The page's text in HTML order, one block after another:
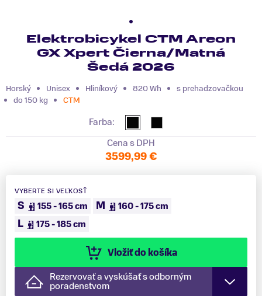
Elektrobicykel CTM Areon
GX Xpert Čierna/Matná
Šedá 2026
Horský Unisex Hliníkový 820 Wh
s prehadzovačkou
do 150 kg
CTM
Farba:
Cena s DPH
3599,99 €
VYBERTE SI VEĽKOSŤ
S 155 - 165 cm M 160 - 175 cm
L 175 - 185 cm
Vložiť do košíka
Rezervovať a vyskúšať s odborným
poradenstvom